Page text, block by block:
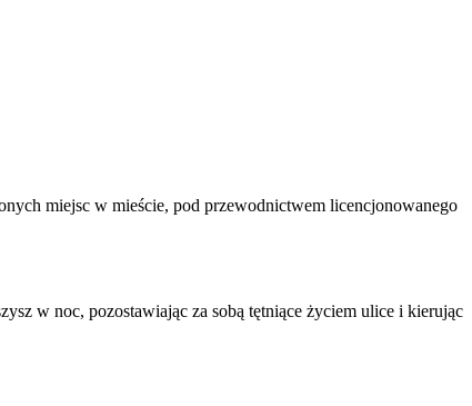
miejsc w mieście, pod przewodnictwem licencjonowanego
w noc, pozostawiając za sobą tętniące życiem ulice i kierując